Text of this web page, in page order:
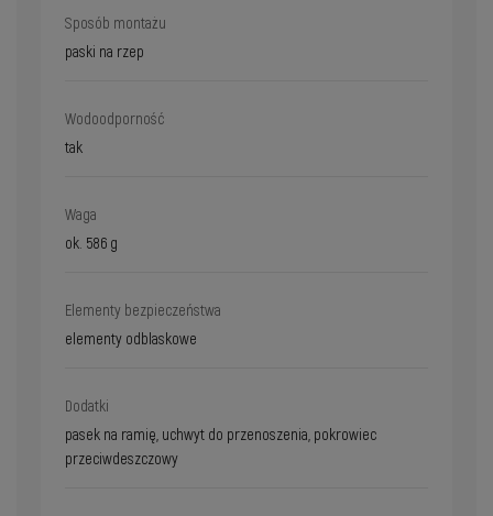
Sposób montażu
paski na rzep
Wodoodporność
tak
Waga
ok. 586 g
Elementy bezpieczeństwa
elementy odblaskowe
Dodatki
pasek na ramię, uchwyt do przenoszenia, pokrowiec
przeciwdeszczowy